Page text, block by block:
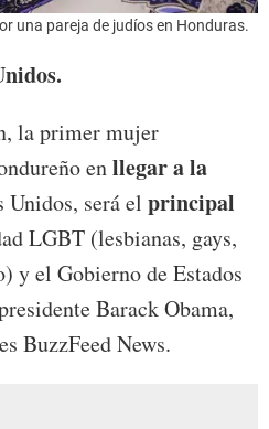
una pareja de judíos en Honduras.
la primer mujer
enllegar a la
Unidos, será el principal
LGBT (lesbianas, gays,
y el Gobierno de Estados
Barack Obama,
BuzzFeed News.